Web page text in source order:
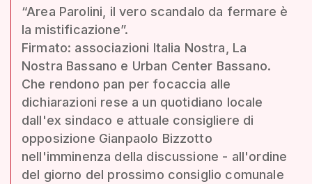
“Area Parolini, il vero scandalo da fermare è
la mistificazione”.
Firmato: associazioni Italia Nostra, La
Nostra Bassano e Urban Center Bassano.
Che rendono pan per focaccia alle
dichiarazioni rese a un quotidiano locale
dall'ex sindaco e attuale consigliere di
opposizione Gianpaolo Bizzotto
nell'imminenza della discussione - all'ordine
del giorno del prossimo consiglio comunale